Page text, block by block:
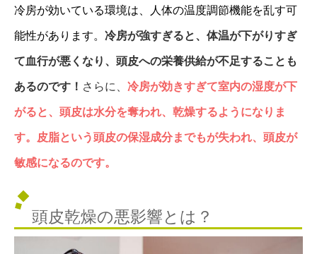
冷房が効いている環境は、人体の温度調節機能を乱す可
能性があります。 冷房が強すぎると、体温が下がりすぎ
て血行が悪くなり、頭皮への栄養供給が不足することも
あるのです！ さらに、 冷房が効きすぎて室内の湿度が下
がると、頭皮は水分を奪われ、乾燥するようになりま
す。皮脂という頭皮の保湿成分までもが失われ、頭皮が
敏感になるのです。
頭皮乾燥の悪影響とは？